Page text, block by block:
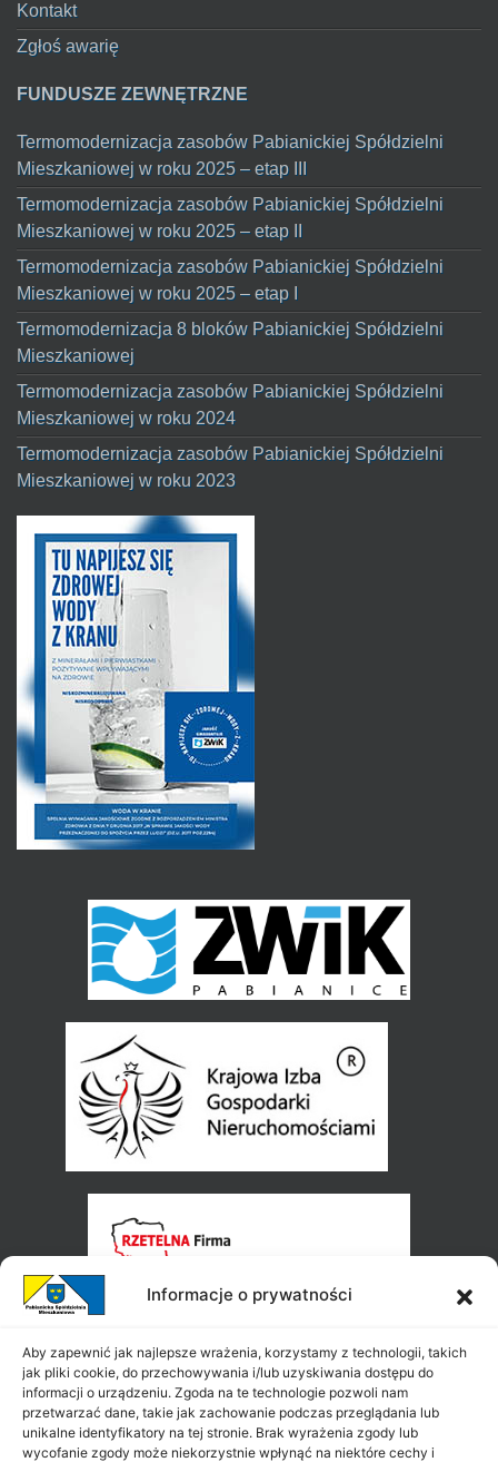
Informacje o prywatności
Aby zapewnić jak najlepsze wrażenia, korzystamy z technologii, takich
jak pliki cookie, do przechowywania i/lub uzyskiwania dostępu do
informacji o urządzeniu. Zgoda na te technologie pozwoli nam
przetwarzać dane, takie jak zachowanie podczas przeglądania lub
unikalne identyfikatory na tej stronie. Brak wyrażenia zgody lub
wycofanie zgody może niekorzystnie wpłynąć na niektóre cechy i
Kontakt
Zgłoś awarię
FUNDUSZE ZEWNĘTRZNE
Termomodernizacja zasobów Pabianickiej Spółdzielni
Mieszkaniowej w roku 2025 – etap III
Termomodernizacja zasobów Pabianickiej Spółdzielni
Mieszkaniowej w roku 2025 – etap II
Termomodernizacja zasobów Pabianickiej Spółdzielni
Mieszkaniowej w roku 2025 – etap I
Termomodernizacja 8 bloków Pabianickiej Spółdzielni
Mieszkaniowej
Termomodernizacja zasobów Pabianickiej Spółdzielni
Mieszkaniowej w roku 2024
Termomodernizacja zasobów Pabianickiej Spółdzielni
Mieszkaniowej w roku 2023